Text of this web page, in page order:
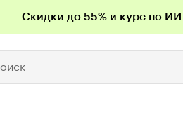
Скидки до 55% и курс по ИИ